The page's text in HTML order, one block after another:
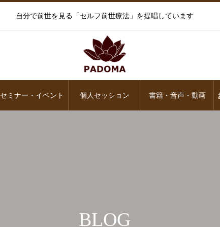
自分で前世を見る「セルフ前世療法」を提唱しています
セミナー・イベント 個人セッション 書籍・音声・動画
BLOG